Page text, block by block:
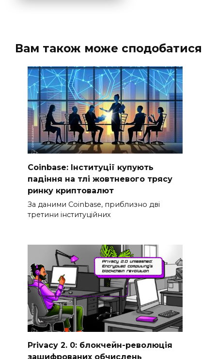
Вам також може сподобатися
Coinbase: Інституції купують
падіння на тлі жовтневого трясу
ринку криптовалют
За даними Coinbase, приблизно дві
третини інституційних
Privacy 2. 0: блокчейн-революція
зашифрованих обчислень